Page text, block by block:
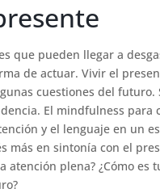
que pueden llegar a
de actuar. Vivir el
cuestiones del
El mindfulness para
y el lenguaje en un
más en sintonía con el
atención plena? ¿Cómo